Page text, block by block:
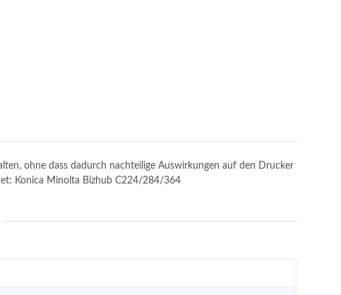
ohne dass dadurch nachteilige Auswirkungen auf den Drucker
Konica Minolta Bizhub C224/284/364